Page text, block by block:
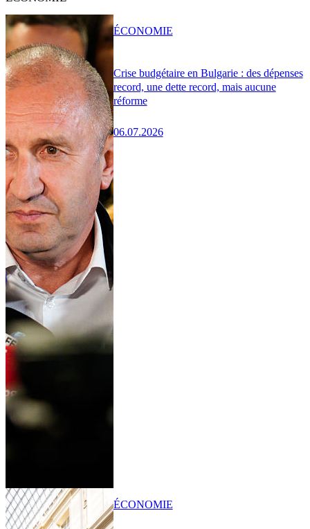
Crise budgétaire en Bulgarie : des dépenses
record, une dette record, mais aucune
réforme
06.07.2026
ÉCONOMIE
ÉCONOMIE